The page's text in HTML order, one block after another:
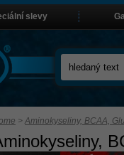
> Aminokyseliny, BCAA,
slevy